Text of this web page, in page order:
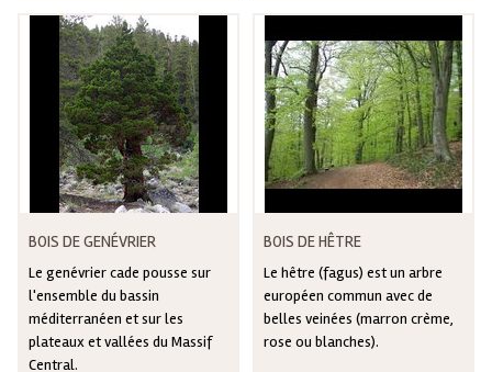
BOIS DE GENÉVRIER
Le genévrier cade pousse sur
l'ensemble du bassin
méditerranéen et sur les
plateaux et vallées du Massif
Central.
BOIS DE HÊTRE
Le hêtre (fagus) est un arbre
européen commun avec de
belles veinées (marron crème,
rose ou blanches).